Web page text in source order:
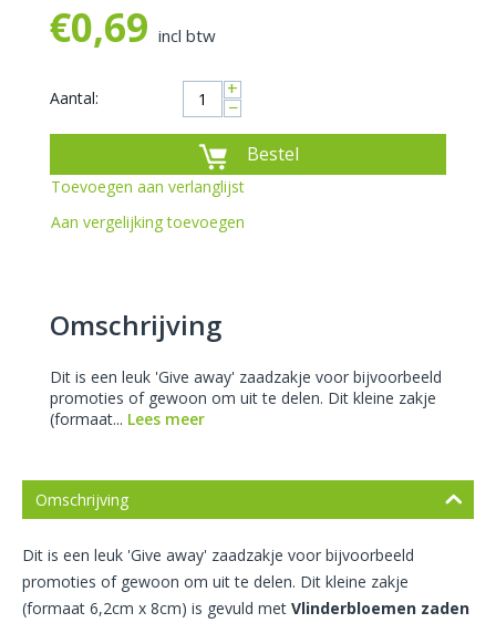
€0,69 incl btw
Aantal: +
−
Bestel
Toevoegen aan verlanglijst
Aan vergelijking toevoegen
Omschrijving
Dit is een leuk 'Give away' zaadzakje voor bijvoorbeeld
promoties of gewoon om uit te delen. Dit kleine zakje
(formaat... Lees meer
Omschrijving
Dit is een leuk 'Give away' zaadzakje voor bijvoorbeeld
promoties of gewoon om uit te delen. Dit kleine zakje
(formaat 6,2cm x 8cm) is gevuld met Vlinderbloemen zaden